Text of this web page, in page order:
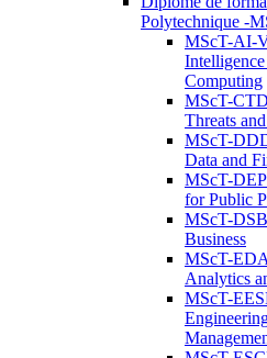
Polytechnique -
MScT-AI-
Computing
MScT-
Threats
MScT-
Data and
MScT-
for Public
MScT-
Business
MScT-
Analytics
MScT-